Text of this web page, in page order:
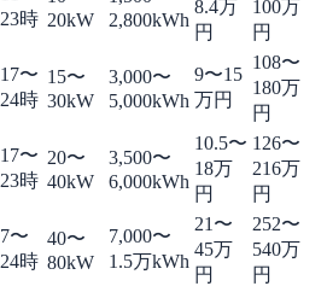
23時 20kW
2,800kWh
8.4万
円
100万
円
17〜
24時
15〜
30kW
3,000〜
5,000kWh
9〜15
万円
108〜
180万
円
17〜
23時
20〜
40kW
3,500〜
6,000kWh
10.5〜
18万
円
126〜
216万
円
7〜
24時
40〜
80kW
7,000〜
1.5万kWh
21〜
45万
円
252〜
540万
円